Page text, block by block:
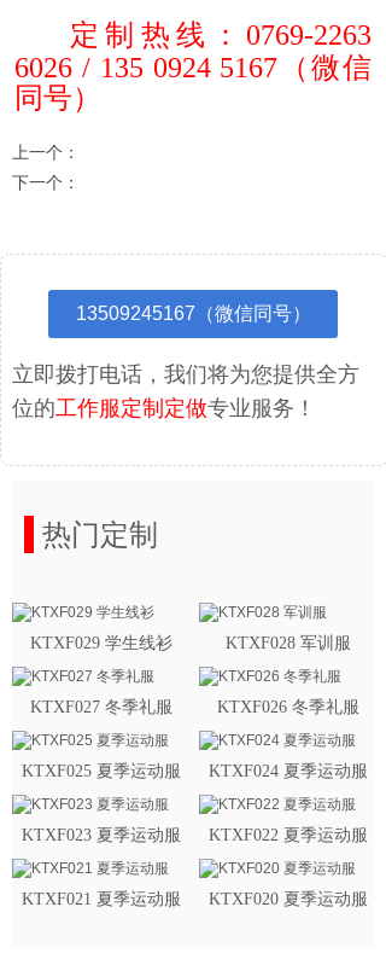
定制热线： 0769-2263
6026 / 135 0924 5167 （微信
同号）
上一个：
下一个：
13509245167（微信同号）
立即拨打电话，我们将为您提供全方
位的工作服定制定做专业服务！
KTXF029 学生线衫 KTXF028 军训服
KTXF027 冬季礼服 KTXF026 冬季礼服
KTXF025 夏季运动服 KTXF024 夏季运动服
KTXF023 夏季运动服 KTXF022 夏季运动服
KTXF021 夏季运动服 KTXF020 夏季运动服
热门定制